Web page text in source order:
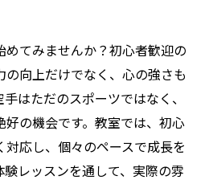
てみませんか？初心者歓迎の
向上だけでなく、心の強さも
はただのスポーツではなく、
の機会です。教室では、初心
応し、個々のペースで成長を
レッスンを通して、実際の雰